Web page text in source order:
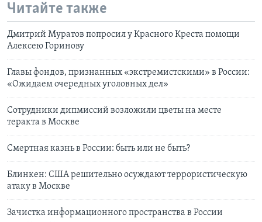
Читайте также
Дмитрий Муратов попросил у Красного Креста помощи
Алексею Горинову
Главы фондов, признанных «‎экстремистскими» в России:
«Ожидаем очередных уголовных дел»
Сотрудники дипмиссий возложили цветы на месте
теракта в Москве
Смертная казнь в России: быть или не быть?
Блинкен: США решительно осуждают террористическую
атаку в Москве
Зачистка информационного пространства в России